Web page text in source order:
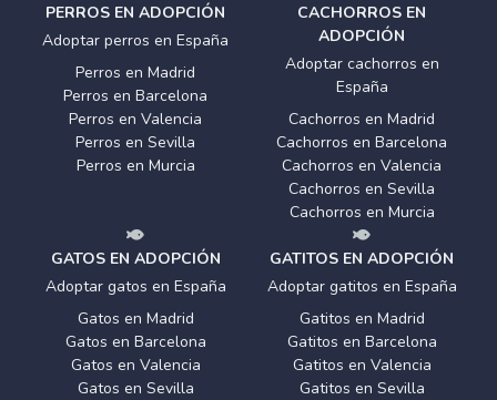
PERROS EN ADOPCIÓN
Adoptar perros en España
Perros en Madrid
Perros en Barcelona
Perros en Valencia
Perros en Sevilla
Perros en Murcia
CACHORROS EN
ADOPCIÓN
Adoptar cachorros en
España
Cachorros en Madrid
Cachorros en Barcelona
Cachorros en Valencia
Cachorros en Sevilla
Cachorros en Murcia
GATOS EN ADOPCIÓN
Adoptar gatos en España
Gatos en Madrid
Gatos en Barcelona
Gatos en Valencia
Gatos en Sevilla
GATITOS EN ADOPCIÓN
Adoptar gatitos en España
Gatitos en Madrid
Gatitos en Barcelona
Gatitos en Valencia
Gatitos en Sevilla